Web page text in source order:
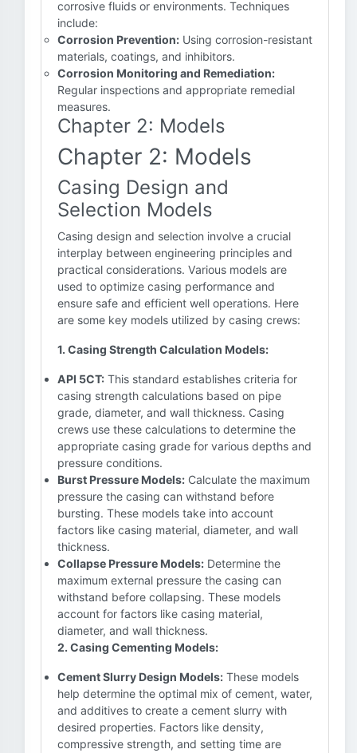
corrosive fluids or environments. Techniques
include:
Corrosion Prevention: Using corrosion-resistant
materials, coatings, and inhibitors.
Corrosion Monitoring and Remediation:
Regular inspections and appropriate remedial
measures.
Chapter 2: Models
Chapter 2: Models
Casing Design and
Selection Models
Casing design and selection involve a crucial
interplay between engineering principles and
practical considerations. Various models are
used to optimize casing performance and
ensure safe and efficient well operations. Here
are some key models utilized by casing crews:
1. Casing Strength Calculation Models:
API 5CT: This standard establishes criteria for
casing strength calculations based on pipe
grade, diameter, and wall thickness. Casing
crews use these calculations to determine the
appropriate casing grade for various depths and
pressure conditions.
Burst Pressure Models: Calculate the maximum
pressure the casing can withstand before
bursting. These models take into account
factors like casing material, diameter, and wall
thickness.
Collapse Pressure Models: Determine the
maximum external pressure the casing can
withstand before collapsing. These models
account for factors like casing material,
diameter, and wall thickness.
2. Casing Cementing Models:
Cement Slurry Design Models: These models
help determine the optimal mix of cement, water,
and additives to create a cement slurry with
desired properties. Factors like density,
compressive strength, and setting time are